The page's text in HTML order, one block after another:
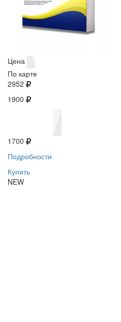
Цена
По карте
2952
1900
1700
Подробности
Купить
NEW